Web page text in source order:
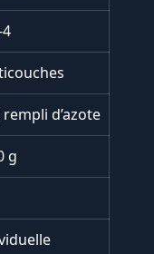
rempli d’azote
g